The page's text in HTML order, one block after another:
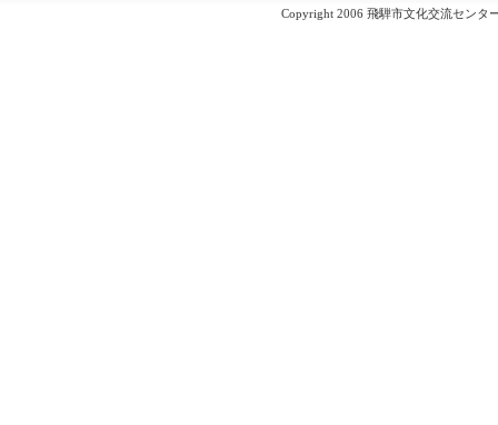
Copyright 2006 飛騨市文化交流センタ